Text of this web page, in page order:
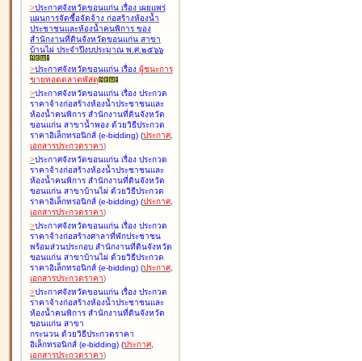
>ประกาศจังหวัดขอนแก่น เรื่อง เผยแพร่
แผนการจัดซื้อจัดจ้าง ก่อสร้างห้องน้ำ
ประชาชนและห้องน้ำคนพิการ ของ
สำนักงานที่ดินจังหวัดขอนแก่น สาขา
บ้านไผ่ ประจำปีงบประมาณ พ.ศ.๒๕๖๖
>ประกาศจังหวัดขอนแก่น เรื่อง ผู้ชนะการ
ขายทอดตลาดพัสดุ
>ประกาศจังหวัดขอนแก่น เรื่อง ประกวด
ราคาจ้างก่อสร้างห้องน้ำประชาชนและ
ห้องน้ำคนพิการ สำนักงานที่ดินจังหวัด
ขอนแก่น สาขาน้ำพอง ด้วยวิธีประกวด
ราคาอิเล็กทรอนิกส์ (e-bidding) (ประกาศ,
เอกสารประกวดราคา)
>ประกาศจังหวัดขอนแก่น เรื่อง ประกวด
ราคาจ้างก่อสร้างห้องน้ำประชาชนและ
ห้องน้ำคนพิการ สำนักงานที่ดินจังหวัด
ขอนแก่น สาขาบ้านไผ่ ด้วยวิธีประกวด
ราคาอิเล็กทรอนิกส์ (e-bidding) (ประกาศ,
เอกสารประกวดราคา)
>ประกาศจังหวัดขอนแก่น เรื่อง ประกวด
ราคาจ้างก่อสร้างศาลาที่พักประชาชน
พร้อมส่วนประกอบ สำนักงานที่ดินจังหวัด
ขอนแก่น สาขาบ้านไผ่ ด้วยวิธีประกวด
ราคาอิเล็กทรอนิกส์ (e-bidding) (ประกาศ,
เอกสารประกวดราคา)
>ประกาศจังหวัดขอนแก่น เรื่อง ประกวด
ราคาจ้างก่อสร้างห้องน้ำประชาชนและ
ห้องน้ำคนพิการ สำนักงานที่ดินจังหวัด
ขอนแก่น สาขา
กระนวน ด้วยวิธีประกวดราคา
อิเล็กทรอนิกส์ (e-bidding) (ประกาศ,
เอกสารประกวดราคา)